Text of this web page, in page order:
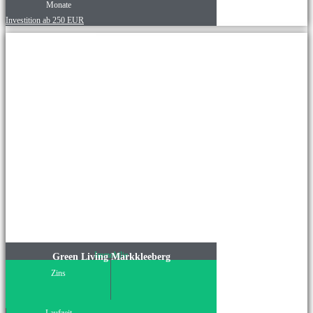
Monate
Investition ab 250 EUR
Immobilie
Green Living Markkleeberg
Zins